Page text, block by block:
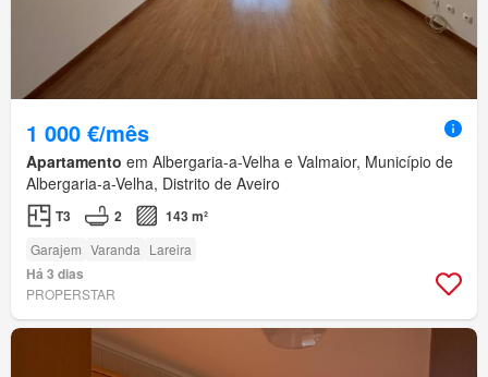
1 000 €/mês
Apartamento em Albergaria-a-Velha e Valmaior, Município de
Albergaria-a-Velha, Distrito de Aveiro
T3 2 143 m²
Garajem Varanda Lareira
Há 3 dias
PROPERSTAR